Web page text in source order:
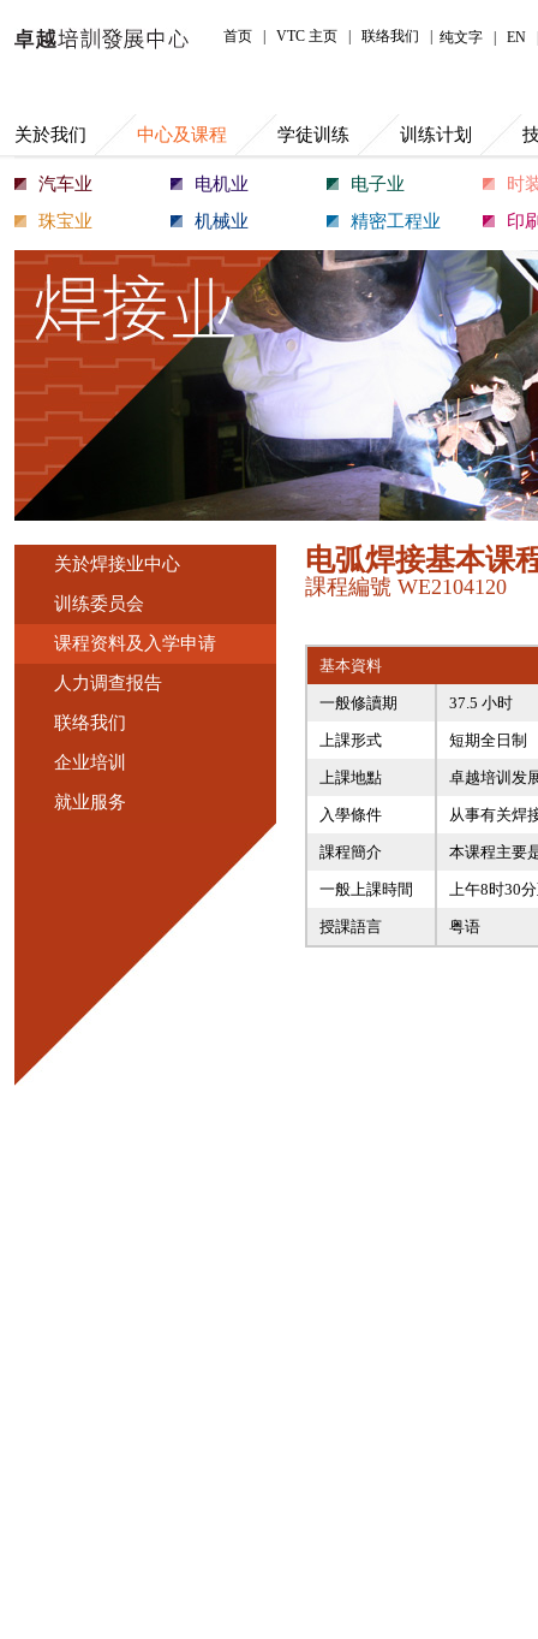
首页 VTC 主页 联络我们 纯文字 EN
关於我们 中心及课程 学徒训练 训练计划
中心及课程
汽车业 电机业 电子业
时
珠宝业
机械业 精密工程业 印
关於焊接业中心
训练委员会
课程资料及入学申请
人力调查报告
联络我们
企业培训
就业服务
电弧焊接基本课
課程編號 WE2104120
基本資料
一般修讀期 37.5 小时
上課形式 短期全日制
上課地點 卓越培训发
入學條件 从事有关焊
課程簡介 本课程主要
一般上課時間 上午8时30
授課語言 粤语